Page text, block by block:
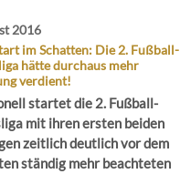
2016
im Schatten: Die 2. Fußball-
hätte durchaus mehr
verdient!
startet die 2. Fußball-
mit ihren ersten beiden
zeitlich deutlich vor dem
ständig mehr beachteten